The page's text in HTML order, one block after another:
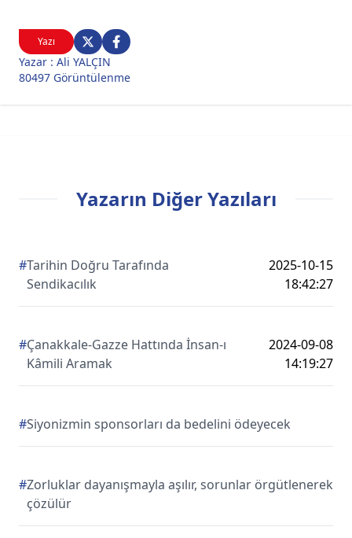
Yazı
Yazar : Ali YALÇIN
80497 Görüntülenme
Yazarın Diğer Yazıları
#Tarihin Doğru Tarafında
Sendikacılık
2025-10-15
18:42:27
#Çanakkale-Gazze Hattında İnsan-ı
Kâmili Aramak
2024-09-08
14:19:27
#Siyonizmin sponsorları da bedelini ödeyecek
#Zorluklar dayanışmayla aşılır, sorunlar örgütlenerek
çözülür